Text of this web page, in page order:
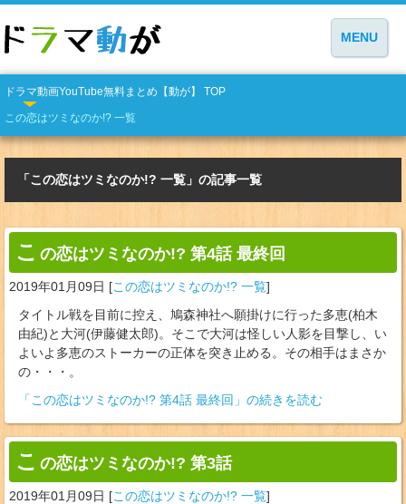
MENU
ドラマ動画YouTube無料まとめ【動が】 TOP
この恋はツミなのか!? 一覧
「この恋はツミなのか!? 一覧」の記事一覧
こ の恋はツミなのか!? 第4話 最終回
2019年01月09日 [この恋はツミなのか!? 一覧]
タイトル戦を目前に控え、鳩森神社へ願掛けに行った多恵(柏木
由紀)と大河(伊藤健太郎)。そこで大河は怪しい人影を目撃し、い
よいよ多恵のストーカーの正体を突き止める。その相手はまさか
の・・・。
「この恋はツミなのか!? 第4話 最終回」の続きを読む
こ の恋はツミなのか!? 第3話
2019年01月09日 [この恋はツミなのか!? 一覧]